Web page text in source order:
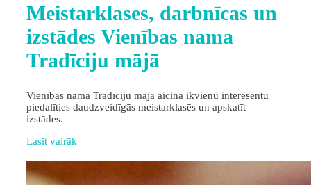
Meistarklases, darbnīcas un
izstādes Vienības nama
Tradīciju mājā
Vienības nama Tradīciju māja aicina ikvienu interesentu
piedalīties daudzveidīgās meistarklasēs un apskatīt
izstādes.
Lasīt vairāk